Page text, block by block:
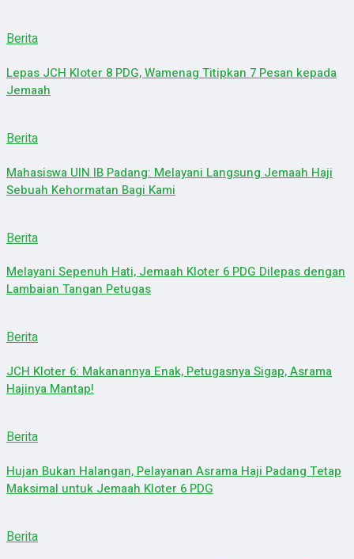
Berita
Lepas JCH Kloter 8 PDG, Wamenag Titipkan 7 Pesan kepada
Jemaah
Berita
Mahasiswa UIN IB Padang: Melayani Langsung Jemaah Haji
Sebuah Kehormatan Bagi Kami
Berita
Melayani Sepenuh Hati, Jemaah Kloter 6 PDG Dilepas dengan
Lambaian Tangan Petugas
Berita
JCH Kloter 6: Makanannya Enak, Petugasnya Sigap, Asrama
Hajinya Mantap!
Berita
Hujan Bukan Halangan, Pelayanan Asrama Haji Padang Tetap
Maksimal untuk Jemaah Kloter 6 PDG
Berita